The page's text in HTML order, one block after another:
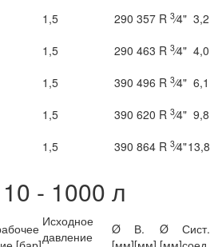
1,5 290 357 R 3⁄4" 3,2
1,5 290 463 R 3⁄4" 4,0
1,5 390 496 R 3⁄4" 6,1
1,5 390 620 R 3⁄4" 9,8
1,5 390 864 R 3⁄4"13,8
- 1000 л
Исходное
давление
Ø
В.
Ø
Сист.